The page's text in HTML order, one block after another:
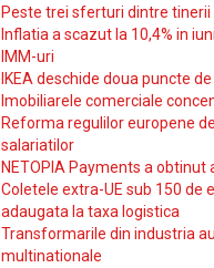
Peste trei sferturi dintre
Inflatia a scazut la 10,4% in
IMM-uri
IKEA deschide doua puncte
Imobiliarele comerciale
Reforma regulilor europene
salariatilor
NETOPIA Payments a
Coletele extra-UE sub 150 de
adaugata la taxa logistica
Transformarile din industria
multinationale